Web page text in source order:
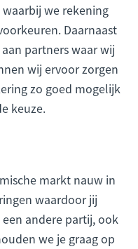
we rekening
Daarnaast
partners waar wij
wij ervoor zorgen
zo goed mogelijk
keuze.
markt nauw in
waardoor jij
andere partij, ook
we je graag op